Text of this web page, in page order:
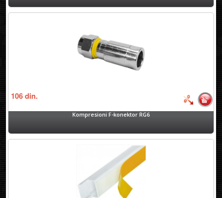
106din.
Kompresioni F-konektor RG6